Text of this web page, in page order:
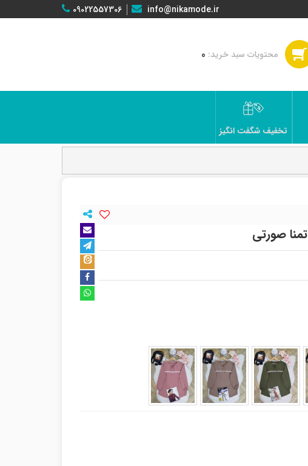
09022557306 info@nikamode.ir
0
تخفیف شگفت انگیز
صورتی